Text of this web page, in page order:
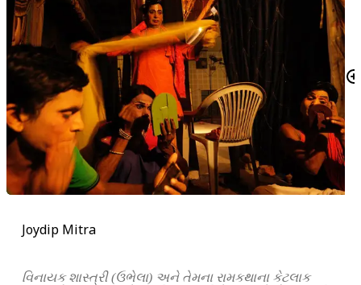
Joydip Mitra
વિનાયક શાસ્ત્રી (ઉભેલા) અને તેમના રામકથાના કેટલાક